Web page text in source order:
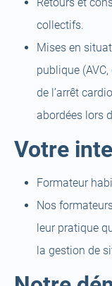
collectifs.
Mises en
publique
de l’arrêt
abordées lors
Votre
Formateur
Nos
leur pratique
la gestion de